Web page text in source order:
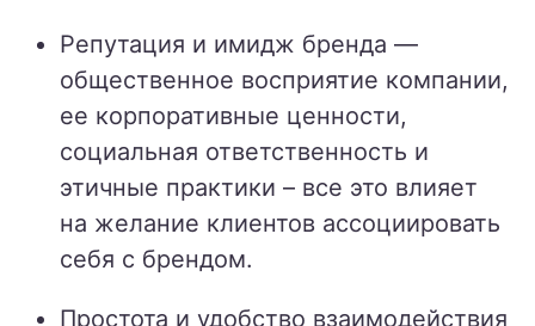
Репутация и имидж бренда —
общественное восприятие компании,
ее корпоративные ценности,
социальная ответственность и
этичные практики – все это влияет
на желание клиентов ассоциировать
себя с брендом.
Простота и удобство взаимодействия